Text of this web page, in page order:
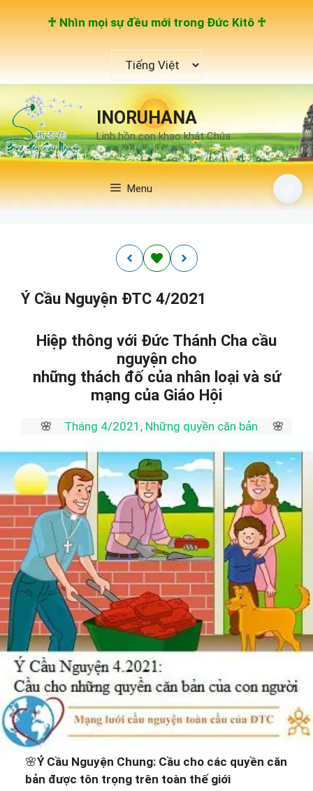
♰ Nhìn mọi sự đều mới trong Đức Kitô ♰
ngôn
ngữ
INORUHANA
Linh hồn con khao khát Chúa
Menu
Ý Cầu Nguyện ĐTC 4/2021
Hiệp thông với Đức Thánh Cha cầu
nguyện cho
những thách đố của nhân loại và sứ
mạng của Giáo Hội
Tháng 4/2021, Những quyền căn bản 🌸
🌸Ý Cầu Nguyện Chung: Cầu cho các quyền căn
bản được tôn trọng trên toàn thế giới